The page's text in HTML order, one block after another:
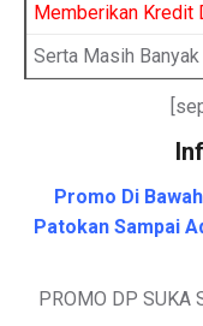
Memberikan Kredit
Serta Masih
Promo Di
Patokan Sampai
PROMO DP SUKA